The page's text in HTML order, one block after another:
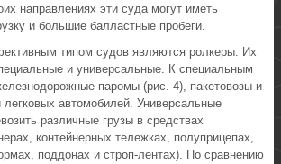
направлениях эти суда могут иметь
и большие балластные пробеги.
типом судов являются ролкеры. Их
и универсальные. К специальным
паромы (рис. 4), пакетовозы и
легковых автомобилей. Универсальные
различные грузы в средствах
контейнерных тележках, полуприцепах,
поддонах и строп-лентах). По сравнению